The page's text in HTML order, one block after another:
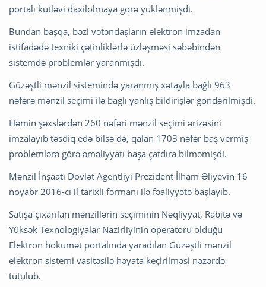
portalı kütləvi daxilolmaya görə yüklənmişdi.
Bundan başqa, bəzi vətəndaşların elektron imzadan
istifadədə texniki çətinliklərlə üzləşməsi səbəbindən
sistemdə problemlər yaranmışdı.
Güzəştli mənzil sistemində yaranmış xətayla bağlı 963
nəfərə mənzil seçimi ilə bağlı yanlış bildirişlər göndərilmişdi.
Həmin şəxslərdən 260 nəfəri mənzil seçimi ərizəsini
imzalayıb təsdiq edə bilsə də, qalan 1703 nəfər baş vermiş
problemlərə görə əməliyyatı başa çatdıra bilməmişdi.
Mənzil İnşaatı Dövlət Agentliyi Prezident İlham Əliyevin 16
noyabr 2016-cı il tarixli fərmanı ilə fəaliyyətə başlayıb.
Satışa çıxarılan mənzillərin seçiminin Nəqliyyat, Rabitə və
Yüksək Texnologiyalar Nazirliyinin operatoru olduğu
Elektron hökumət portalında yaradılan Güzəştli mənzil
elektron sistemi vasitəsilə həyata keçirilməsi nəzərdə
tutulub.